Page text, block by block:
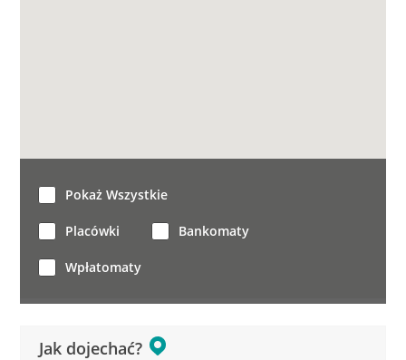
Jak dojechać?
Pokaż Wszystkie
Placówki Bankomaty
Wpłatomaty